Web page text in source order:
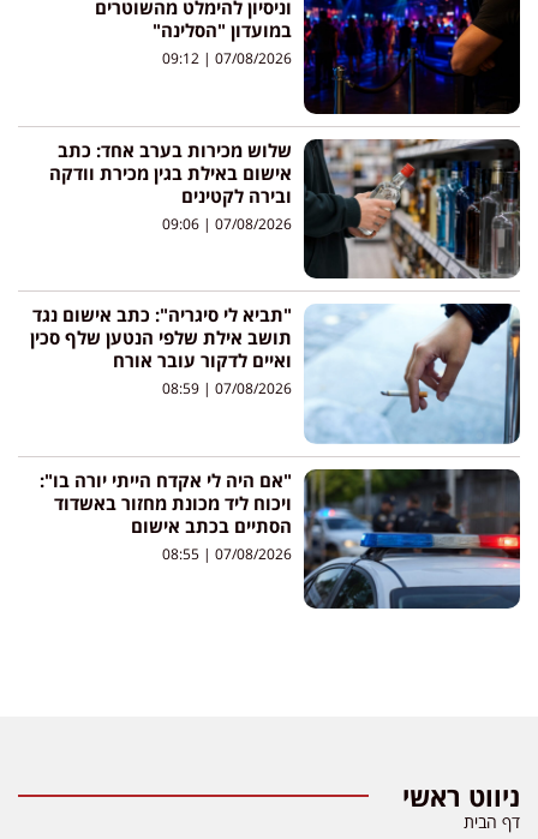
וניסיון להימלט מהשוטרים
במועדון "הסלינה"
07/08/2026
שלוש מכירות בערב אחד: כתב
אישום באילת בגין מכירת וודקה
ובירה לקטינים
07/08/2026
"תביא לי סיגריה": כתב אישום נגד
תושב אילת שלפי הנטען שלף סכין
ואיים לדקור עובר אורח
07/08/2026
"אם היה לי אקדח הייתי יורה בו":
ויכוח ליד מכונת מחזור באשדוד
הסתיים בכתב אישום
07/08/2026
ניווט ראשי
דף הבית